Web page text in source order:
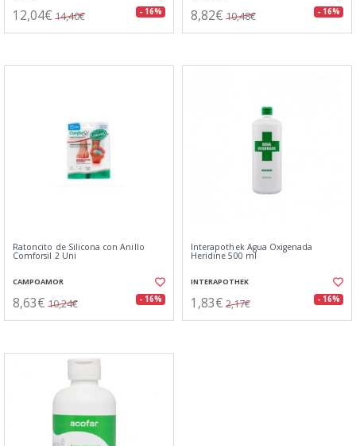
12,04€ 14,40€ - 16% 8,82€ 10,48€ - 16%
Ratoncito de Silicona con Anillo
Comforsil 2 Uni
CAMPOAMOR
8,63€ 10,24€ - 16%
Interapothek Agua Oxigenada
Heridine 500 ml
INTERAPOTHEK
1,83€ 2,17€ - 16%